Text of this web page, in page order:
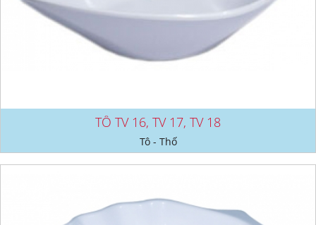
TÔ TV 16, TV 17, TV 18
Tô - Thố